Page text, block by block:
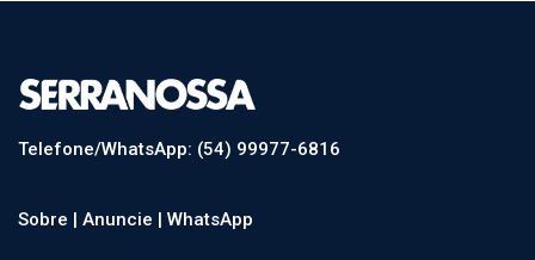
Telefone/WhatsApp: (54) 99977-6816
Sobre | Anuncie | WhatsApp